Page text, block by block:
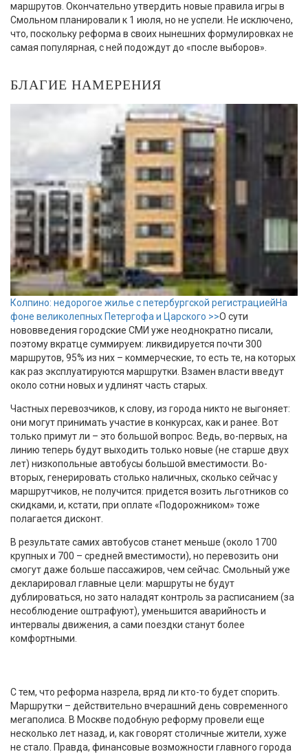
маршрутов. Окончательно утвердить новые правила игры в
Смольном планировали к 1 июля, но не успели. Не исключено,
что, поскольку реформа в своих нынешних формулировках не
самая популярная, с ней подождут до «после выборов».
БЛАГИЕ НАМЕРЕНИЯ
Колпино: недорогое жилье с петербургской регистрациейНа
фоне великолепных Петергофа и Царского >>О сути
нововведения городские СМИ уже неоднократно писали,
поэтому вкратце суммируем: ликвидируется почти 300
маршрутов, 95% из них – коммерческие, то есть те, на которых
как раз эксплуатируются маршрутки. Взамен власти введут
около сотни новых и удлинят часть старых.
Частных перевозчиков, к слову, из города никто не выгоняет:
они могут принимать участие в конкурсах, как и ранее. Вот
только примут ли – это большой вопрос. Ведь, во-первых, на
линию теперь будут выходить только новые (не старше двух
лет) низкопольные автобусы большой вместимости. Во-
вторых, генерировать столько наличных, сколько сейчас у
маршрутчиков, не получится: придется возить льготников со
скидками, и, кстати, при оплате «Подорожником» тоже
полагается дисконт.
В результате самих автобусов станет меньше (около 1700
крупных и 700 – средней вместимости), но перевозить они
смогут даже больше пассажиров, чем сейчас. Смольный уже
декларировал главные цели: маршруты не будут
дублироваться, но зато наладят контроль за расписанием (за
несоблюдение оштрафуют), уменьшится аварийность и
интервалы движения, а сами поездки станут более
комфортными.
С тем, что реформа назрела, вряд ли кто-то будет спорить.
Маршрутки – действительно вчерашний день современного
мегаполиса. В Москве подобную реформу провели еще
несколько лет назад, и, как говорят столичные жители, хуже
не стало. Правда, финансовые возможности главного города